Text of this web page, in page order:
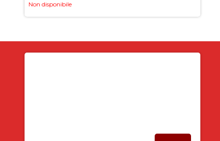
Non disponibile